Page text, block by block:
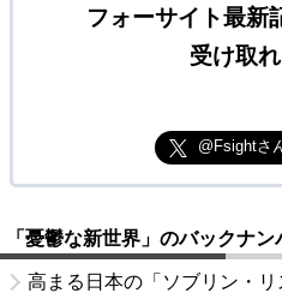
フォーサイト最新
受け取れ
@Fsightさ
「憂鬱な新世界」のバックナン
高まる日本の「ソブリン・リ